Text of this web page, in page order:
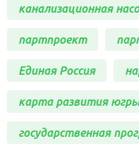
канализационная
партпроект
Единая Россия
карта развития
государственная